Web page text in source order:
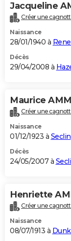
Jacqueline
Créer une
Naissance
28/01/1940 à
Décès
29/04/2008 à
Maurice
Créer une
Naissance
01/12/1923 à Seclin
Décès
24/05/2007 à
Henriette
Créer une
Naissance
08/07/1913 à